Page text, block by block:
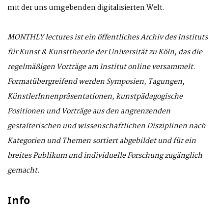
mit der uns umgebenden digitalisierten Welt.
MONTHLY lectures ist ein öffentliches Archiv des Instituts
für Kunst & Kunsttheorie der Universität zu Köln, das die
regelmäßigen Vorträge am Institut online versammelt.
Formatübergreifend werden Symposien, Tagungen,
KünstlerInnenpräsentationen, kunstpädagogische
Positionen und Vorträge aus den angrenzenden
gestalterischen und wissenschaftlichen Disziplinen nach
Kategorien und Themen sortiert abgebildet und für ein
breites Publikum und individuelle Forschung zugänglich
gemacht.
Info